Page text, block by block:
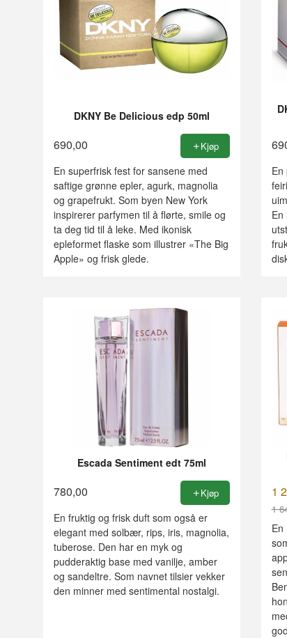
DKNY Be Delicious edp 50ml
690,00 Kjøp
En superfrisk fest for sansene med
saftige grønne epler, agurk, magnolia
og grapefrukt. Som byen New York
inspirerer parfymen til å flørte, smile og
ta deg tid til å leke. Med ikonisk
epleformet flaske som illustrer «The Big
Apple» og frisk glede.
En
En
Escada Sentiment edt 75ml
780,00 Kjøp
En fruktig og frisk duft som også er
elegant med solbær, rips, iris, magnolia,
tuberose. Den har en myk og
pudderaktig base med vanilje, amber
og sandeltre. Som navnet tilsier vekker
den minner med sentimental nostalgi.
1
1
En